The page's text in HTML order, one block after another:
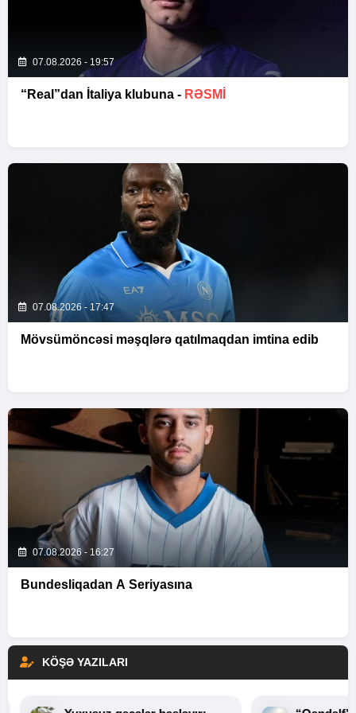
07.08.2026 - 19:57
“Real”dan İtaliya klubuna - RƏSMİ
07.08.2026 - 17:47
Mövsümöncəsi məşqlərə qatılmaqdan imtina edib
07.08.2026 - 16:27
Bundesliqadan A Seriyasına
KÖŞƏ YAZILARI